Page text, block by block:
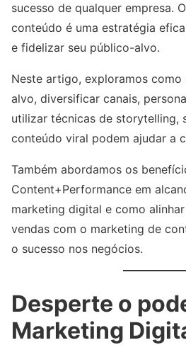
sucesso de qualquer empresa.
conteúdo é uma estratégia
e fidelizar seu público-alvo.
Neste artigo, exploramos
alvo, diversificar canais,
utilizar técnicas de storytelling,
conteúdo viral podem ajudar a
Também abordamos os
Content+Performance em
marketing digital e como
vendas com o marketing de
o sucesso nos negócios.
Desperte o
Marketing